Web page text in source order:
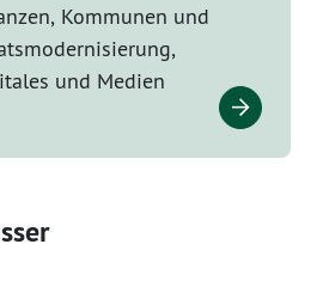
Kommunen und
und Medien